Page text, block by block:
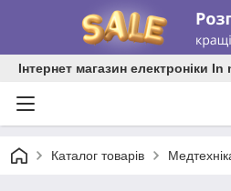
Інтернет магазин електроніки In
Каталог товарів